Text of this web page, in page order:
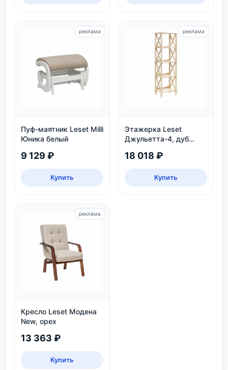
Пуф-маятник Leset Milli
Юника белый
9 129 ₽
Купить
реклама
Этажерка Leset
Джульетта-4, дуб
18 018 ₽
Купить
реклама
Кресло Leset Модена
New, орех
13 363 ₽
Купить
реклама